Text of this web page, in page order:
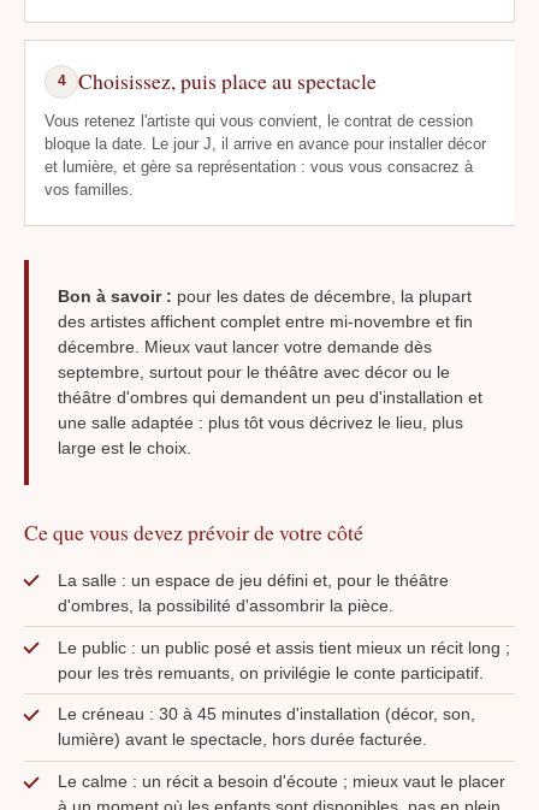
4 Choisissez, puis place au spectacle
Vous retenez l'artiste qui vous convient, le contrat de cession
bloque la date. Le jour J, il arrive en avance pour installer décor
et lumière, et gère sa représentation : vous vous consacrez à
vos familles.
Bon à savoir : pour les dates de décembre, la plupart
des artistes affichent complet entre mi-novembre et fin
décembre. Mieux vaut lancer votre demande dès
septembre, surtout pour le théâtre avec décor ou le
théâtre d'ombres qui demandent un peu d'installation et
une salle adaptée : plus tôt vous décrivez le lieu, plus
large est le choix.
Ce que vous devez prévoir de votre côté
La salle : un espace de jeu défini et, pour le théâtre
d'ombres, la possibilité d'assombrir la pièce.
Le public : un public posé et assis tient mieux un récit long ;
pour les très remuants, on privilégie le conte participatif.
Le créneau : 30 à 45 minutes d'installation (décor, son,
lumière) avant le spectacle, hors durée facturée.
Le calme : un récit a besoin d'écoute ; mieux vaut le placer